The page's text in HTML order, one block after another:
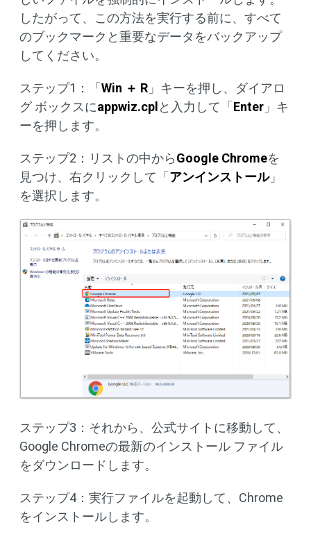
したがって、この方法を実行する前に、すべて
のブックマークと重要なデータをバックアップ
してください。
ステップ1：「 Win ＋ R 」キーを押し、ダイアロ
グ ボックスにappwiz.cpl と入力して「 Enter 」キ
ーを押します。
ステップ2：リストの中からGoogle Chromeを
見つけ、右クリックして「 アンインストール」
を選択します。
ステップ3：それから、公式サイトに移動して、
Google Chromeの最新のインストール ファイル
をダウンロードします。
ステップ4：実行ファイルを起動して、Chrome
をインストールします。